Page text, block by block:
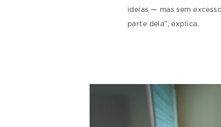
ideias — mas sem
parte dela”, explica.